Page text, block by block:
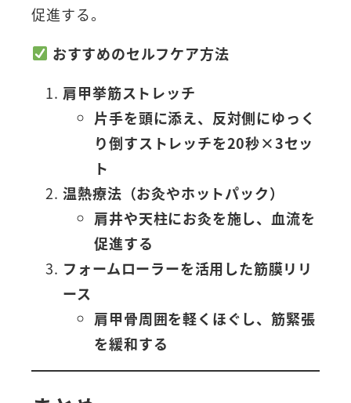
促進する。
おすすめのセルフケア方法
肩甲挙筋ストレッチ
片手を頭に添え、反対側にゆっく
り倒すストレッチを20秒×3セッ
ト
温熱療法（お灸やホットパック）
肩井や天柱にお灸を施し、血流を
促進する
フォームローラーを活用した筋膜リリ
ース
肩甲骨周囲を軽くほぐし、筋緊張
を緩和する